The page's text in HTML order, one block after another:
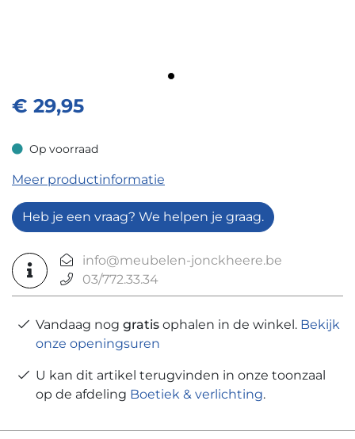
€ 29,95
Op voorraad
Op voorraad
Meer productinformatie
Heb je een vraag? We helpen je graag.
info@meubelen-jonckheere.be
03/772.33.34
Vandaag nog gratis ophalen in de winkel. Bekijk
onze openingsuren
U kan dit artikel terugvinden in onze toonzaal
op de afdeling Boetiek & verlichting.